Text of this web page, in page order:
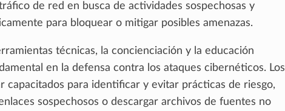
de red en busca de actividades sospechosas y
para bloquear o mitigar posibles amenazas.
técnicas, la concienciación y la educación
en la defensa contra los ataques cibernéticos. Los
capacitados para identificar y evitar prácticas de riesgo,
sospechosos o descargar archivos de fuentes no